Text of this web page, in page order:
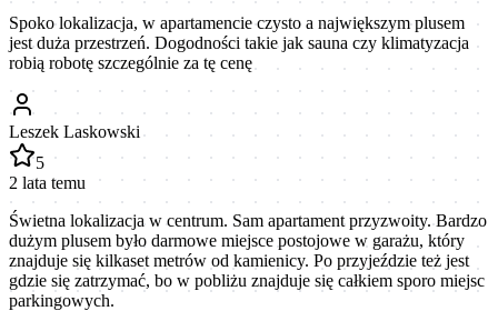
Spoko lokalizacja, w apartamencie czysto a największym plusem
jest duża przestrzeń. Dogodności takie jak sauna czy klimatyzacja
robią robotę szczególnie za tę cenę
Leszek Laskowski
5
2 lata temu
Świetna lokalizacja w centrum. Sam apartament przyzwoity. Bardzo
dużym plusem było darmowe miejsce postojowe w garażu, który
znajduje się kilkaset metrów od kamienicy. Po przyjeździe też jest
gdzie się zatrzymać, bo w pobliżu znajduje się całkiem sporo miejsc
parkingowych.